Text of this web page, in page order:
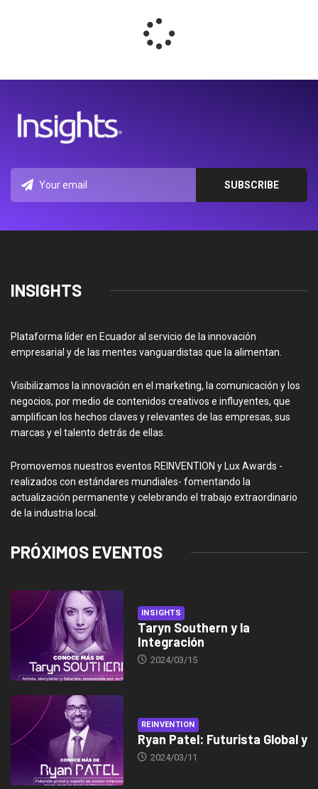
INSIGHTS
Plataforma líder en Ecuador al servicio de la innovación
empresarial y de las mentes vanguardistas que la alimentan.
Visibilizamos la innovación en el marketing, la comunicación y los
negocios, por medio de contenidos creativos e influyentes, que
amplifican los hechos claves y relevantes de las empresas, sus
marcas y el talento detrás de ellas.
Promovemos nuestros eventos REINVENTION y Lux Awards -
realizados con estándares mundiales- fomentando la
actualización permanente y celebrando el trabajo extraordinario
de la industria local.
PRÓXIMOS EVENTOS
INSIGHTS
Taryn Southern y la
Integración
2024/03/15
REINVENTION
Ryan Patel: Futurista Global y
2024/03/11